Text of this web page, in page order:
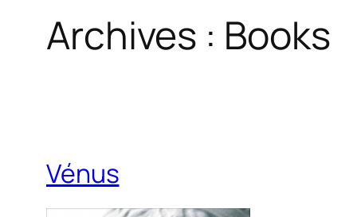
Archives : Books
Vénus